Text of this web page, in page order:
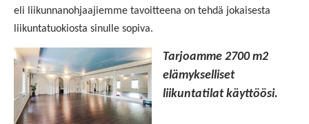
eli liikunnanohjaajiemme tavoitteena on tehdä jokaisesta
liikuntatuokiosta sinulle sopiva.
Tarjoamme 2700 m2
elämykselliset
liikuntatilat käyttöösi.